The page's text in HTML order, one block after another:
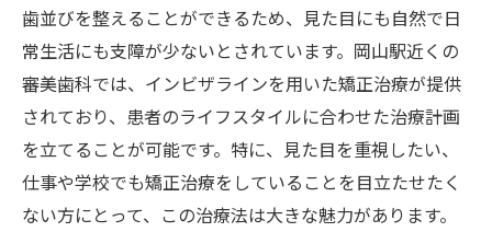
歯並びを整えることができるため、見た目にも自然で日
常生活にも支障が少ないとされています。岡山駅近くの
審美歯科では、インビザラインを用いた矯正治療が提供
されており、患者のライフスタイルに合わせた治療計画
を立てることが可能です。特に、見た目を重視したい、
仕事や学校でも矯正治療をしていることを目立たせたく
ない方にとって、この治療法は大きな魅力があります。